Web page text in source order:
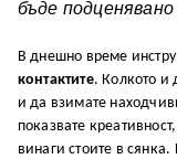
бъде подценявано
В днешно време
контактите. Колкото и
и да взимате
показвате
винаги стоите в